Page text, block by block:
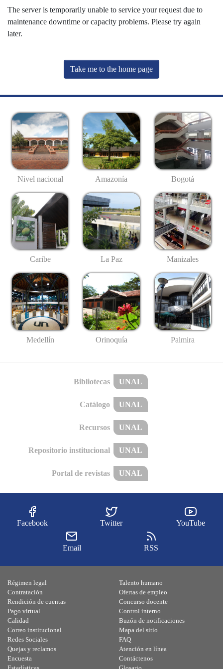
The server is temporarily unable to service your request due to
maintenance downtime or capacity problems. Please try again
later.
Take me to the home page
Nivel nacional Amazonía Bogotá
Caribe La Paz Manizales
Medellín Orinoquía Palmira
Bibliotecas UNAL
Catálogo UNAL
Recursos UNAL
Repositorio institucional UNAL
Portal de revistas UNAL
Facebook Twitter YouTube
Email RSS
Régimen legal
Contratación
Rendición de cuentas
Pago virtual
Calidad
Talento humano
Ofertas de empleo
Concurso docente
Control interno
Buzón de notificaciones
Correo institucional
Redes Sociales
Quejas y reclamos
Encuesta
Mapa del sitio
FAQ
Atención en línea
Contáctenos